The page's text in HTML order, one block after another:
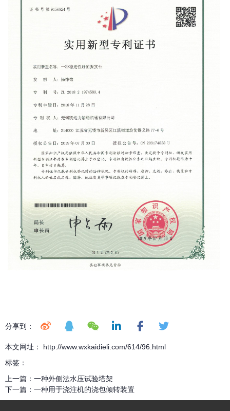
分享到：
本文网址： http://www.wxkaidieli.com/614/96.html
标签：
上一篇： 一种外侧法水压试验塔架
下一篇： 一种用于浇注机的浇包倾转装置